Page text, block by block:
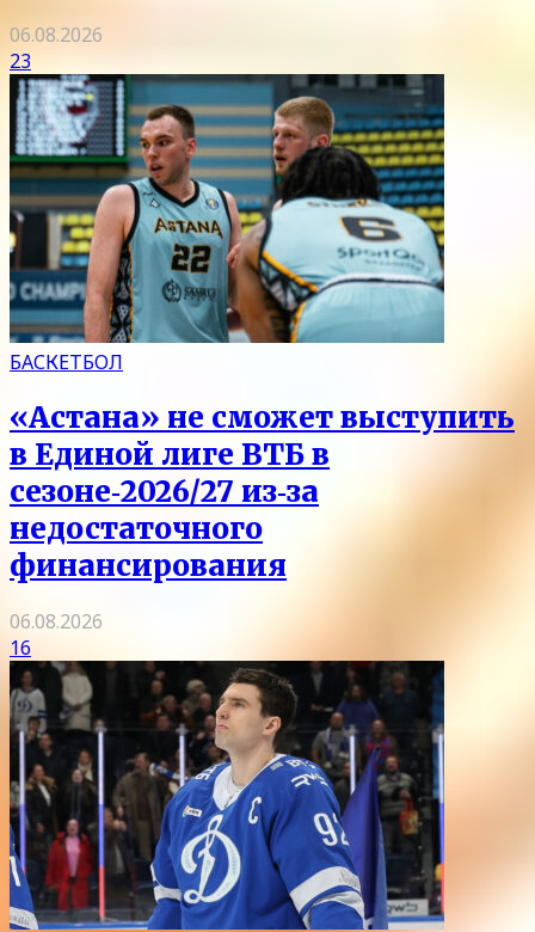
06.08.2026
23
БАСКЕТБОЛ
«Астана» не сможет выступить
в Единой лиге ВТБ в
сезоне‑2026/27 из‑за
недостаточного
финансирования
06.08.2026
16